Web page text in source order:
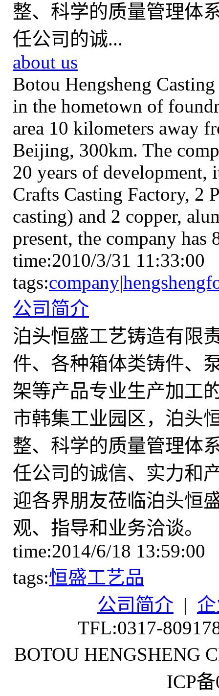
整、科学的质量管理体
任公司的诚...
about us
Botou Hengsheng
in the hometown of
area 10 kilometers away
Beijing, 300km. The
20 years of development,
Crafts Casting Factory, 2
casting) and 2 copper,
present, the company has
time:2010/3/31
tags:company|
公司简介
泊头恒盛工艺铸造有限
件、各种箱体类铸件、
架等产品专业生产加工
市韩集工业园区，泊头
整、科学的质量管理体
任公司的诚信、实力和
迎各界朋友莅临泊头恒
观、指导和业务洽谈。
time:2014/6/18
tags:恒盛工艺品
公司简介 |
TFL:0317-
BOTOU HENGSHENG
ICP